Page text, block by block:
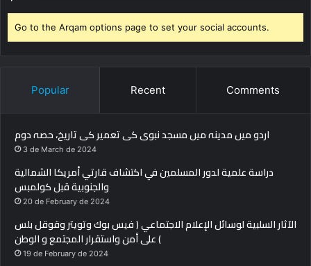
Go to the Arqam options page to set your social accounts.
Popular Recent Comments
اردو میں مدینہ میں مسجد نبوی کی تعمیر کی تاریخ، حصہ دوم
3 de March de 2024
دراسة علمية لدور المسلمين في اكتشاف قارتي أمريكا الشمالية
والجنوبية قبل كولمبس
20 de February de 2024
الآثار السلبية لوسائل الإعلام الاجتماعي ( فيس بوك وتويتر وقوقل بلس
) على أمن واستقرار المجتمع و الوطن
19 de February de 2024